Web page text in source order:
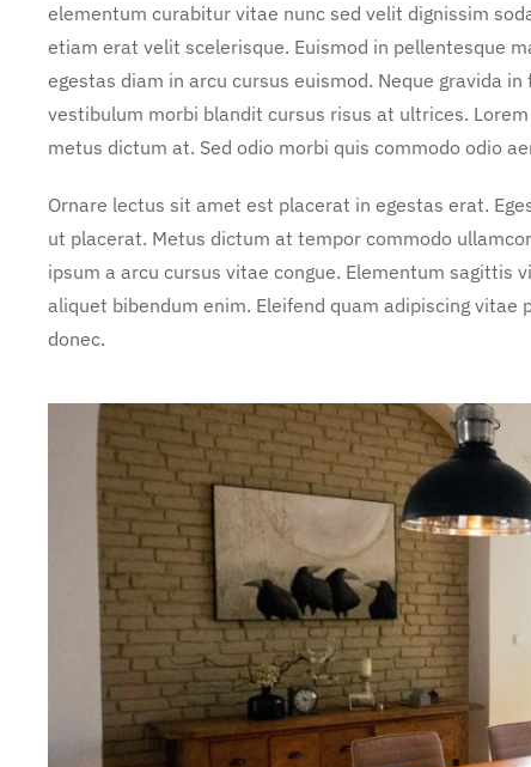
elementum curabitur vitae nunc sed velit dignissim
etiam erat velit scelerisque. Euismod in pellentesque
egestas diam in arcu cursus euismod. Neque gravida
vestibulum morbi blandit cursus risus at ultrices.
metus dictum at. Sed odio morbi quis commodo odio
Ornare lectus sit amet est placerat in egestas erat.
ut placerat. Metus dictum at tempor commodo
ipsum a arcu cursus vitae congue. Elementum sagittis
aliquet bibendum enim. Eleifend quam adipiscing
donec.